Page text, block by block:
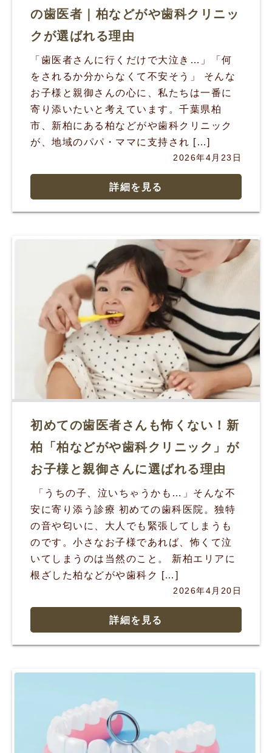
の歯医者｜柏などがや歯科クリニッ
クが選ばれる理由
「歯医者さんに行くだけで大泣き…」「何
をされるか分からなくて不安そう」 そんな
お子様と親御さんの心に、私たちは一番に
寄り添いたいと考えています。千葉県柏
市、新柏にある柏などがや歯科クリニック
が、地域のパパ・ママに支持され […]
2026年4月23日
詳細を見る
初めての歯医者さんも怖くない！新
柏「柏などがや歯科クリニック」が
お子様と親御さんに選ばれる理由
「うちの子、泣いちゃうかも…」そんな不
安に寄り添う診療 初めての歯科医院。独特
の音や匂いに、大人でも緊張してしまうも
のです。小さなお子様であれば、怖くて泣
いてしまうのは当然のこと。 新柏エリアに
根ざした柏などがや歯科ク […]
2026年4月20日
詳細を見る